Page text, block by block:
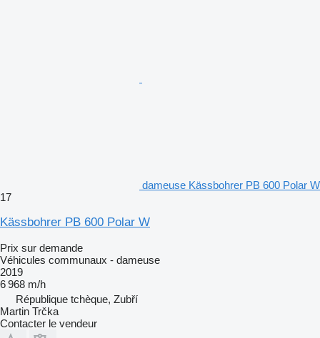
dameuse Kässbohrer PB 600 Polar W
17
Kässbohrer PB 600 Polar W
Prix sur demande
Véhicules communaux - dameuse
2019
6 968 m/h
République tchèque, Zubří
Martin Trčka
Contacter le vendeur